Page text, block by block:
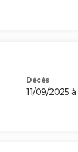
Décès
11/09/2025 à